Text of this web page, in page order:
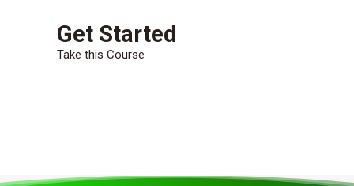
Get Started
Take this Course